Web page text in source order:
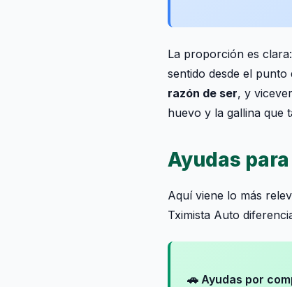
La proporción es
sentido desde el punto
razón de ser, y
huevo y la gallina que
Ayudas
Aquí viene lo más
Tximista Auto
🚗 Ayudas por